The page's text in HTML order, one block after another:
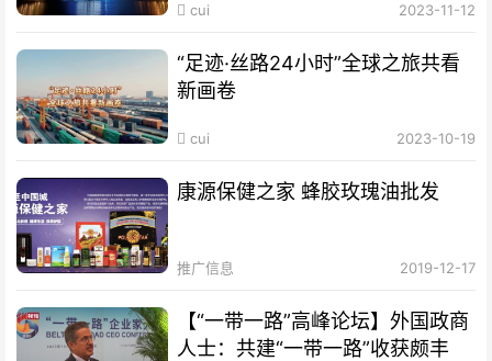
cui 2023-11-12
“足迹·丝路24小时”全球之旅共看
新画卷
cui 2023-10-19
康源保健之家 蜂胶玫瑰油批发
推广信息 2019-12-17
【“一带一路”高峰论坛】外国政商
人士：共建“一带一路”收获颇丰